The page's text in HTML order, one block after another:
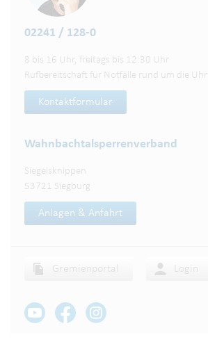
02241 / 128-0
8 bis 16 Uhr, freitags bis 12:30 Uhr
Rufbereitschaft für Notfälle rund um die Uhr
Kontaktformular
Wahnbachtalsperren­verband
Siegelsknippen
53721 Siegburg
Anlagen & Anfahrt
Gremienportal Login